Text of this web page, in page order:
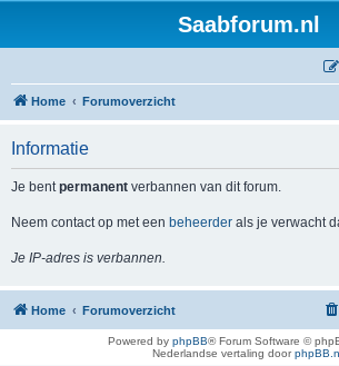
Saabforum.nl
Home Forumoverzicht
Informatie
Je bentpermanent verbannen van dit forum.
Neem contact op met een beheerder als je verwacht
Je IP-adres is verbannen.
Home Forumoverzicht
Powered by phpBB® Forum Software ©
Nederlandse vertaling door